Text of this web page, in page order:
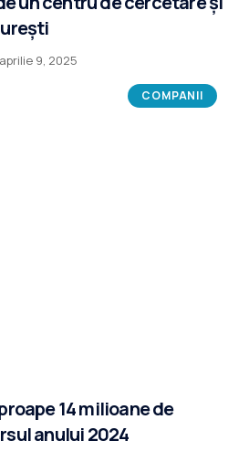
9, 2025
COMPANII
14 milioane de
anului 2024